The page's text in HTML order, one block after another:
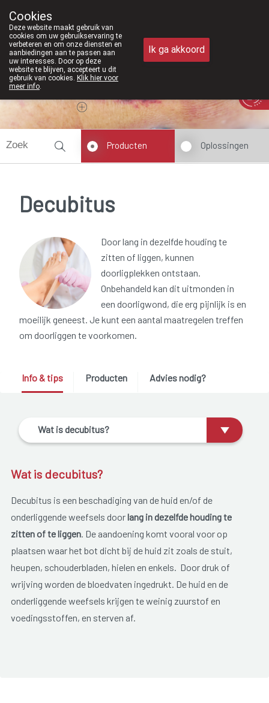
011/610300
Vandaag
Producten Oplossingen
Decubitus
Door lang in dezelfde houding te
zitten of liggen, kunnen
doorligplekken ontstaan.
Onbehandeld kan dit uitmonden in
een doorligwond, die erg pijnlijk is en
moeilijk geneest. Je kunt een aantal maatregelen treffen
om doorliggen te voorkomen.
Info & tips Producten Advies nodig?
Wat is decubitus?
Wat is decubitus?
Decubitus is een beschadiging van de huid en/of de
onderliggende weefsels doorlang in dezelfde houding te
zitten of te liggen. De aandoening komt vooral voor op
plaatsen waar het bot dicht bij de huid zit zoals de stuit,
heupen, schouderbladen, hielen en enkels. Door druk of
wrijving worden de bloedvaten ingedrukt. De huid en de
onderliggende weefsels krijgen te weinig zuurstof en
voedingsstoffen, en sterven af.
Cookies
Deze website maakt gebruik van
cookies om uw gebruikservaring te
verbeteren en om onze diensten en
aanbiedingen aan te passen aan
uw interesses. Door op deze
website te blijven, accepteert u dit
gebruik van cookies. Klik hier voor
meer info.
Ik ga akkoord